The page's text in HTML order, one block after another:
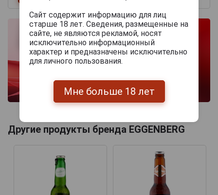
Другие продукты бренда EGGENBERG
Сайт содержит информацию для лиц
старше 18 лет. Сведения, размещенные на
сайте, не являются рекламой, носят
исключительно информационный
характер и предназначены исключительно
для личного пользования.
Мне больше 18 лет